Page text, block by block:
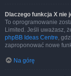
Dlaczego funkcja X nie
To oprogramowanie
Limited. Jeśli uważasz,
phpBB Ideas Centre,
zaproponować nowe
Na górę